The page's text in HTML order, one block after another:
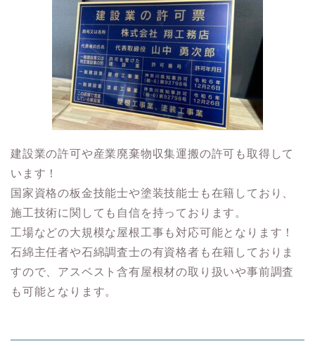
建設業の許可や産業廃棄物収集運搬の許可も取得して
います！
国家資格の板金技能士や塗装技能士も在籍しており、
施工技術に関しても自信を持っております。
工場などの大規模な屋根工事も対応可能となります！
石綿主任者や石綿調査士の有資格者も在籍しておりま
すので、アスベスト含有屋根材の取り扱いや事前調査
も可能となります。